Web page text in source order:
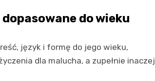
do wieku
język i formę do jego wieku,
dla malucha, a zupełnie inaczej